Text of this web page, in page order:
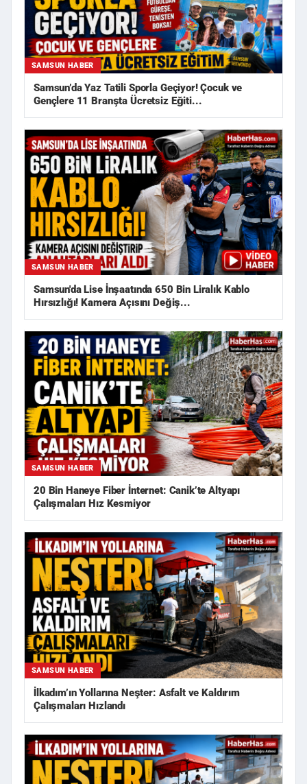
SAMSUN HABER
Samsun’da Yaz Tatili Sporla Geçiyor! Çocuk ve
Gençlere 11 Branşta Ücretsiz Eğiti...
SAMSUN HABER
Samsun'da Lise İnşaatında 650 Bin Liralık Kablo
Hırsızlığı! Kamera Açısını Değiş...
SAMSUN HABER
20 Bin Haneye Fiber İnternet: Canik’te Altyapı
Çalışmaları Hız Kesmiyor
SAMSUN HABER
İlkadım’ın Yollarına Neşter: Asfalt ve Kaldırım
Çalışmaları Hızlandı